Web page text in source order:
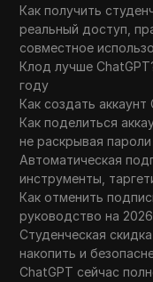
Как получить
реальный доступ,
совместное
Клод лучше
году
Как создать
Как поделиться
не раскрывая
Автоматическая
инструменты,
Как отменить
руководство на
Студенческая
накопить и
ChatGPT сейчас